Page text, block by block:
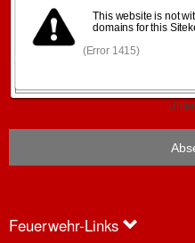
Feuerwehr-Links